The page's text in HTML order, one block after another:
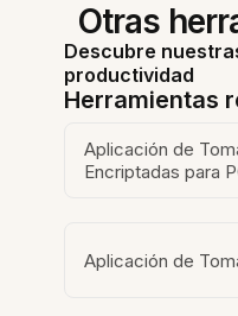
Otras
Descubre
productividad
Herramientas
Aplicación de
Encriptadas para
Aplicación de